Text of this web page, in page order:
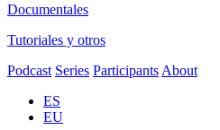
Documentales
Tutoriales y otros
Podcast Series Participants About
ES
EU